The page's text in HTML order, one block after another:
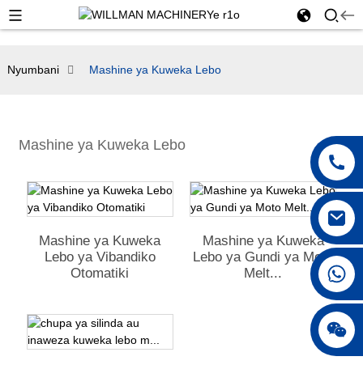
+86 18042297890
Nyumbani Mashine ya Kuweka Lebo
Mashine ya Kuweka Lebo
Mashine ya Kuweka
Lebo ya Vibandiko
Otomatiki
Mashine ya Kuweka
Lebo ya Gundi ya Moto
Melt...